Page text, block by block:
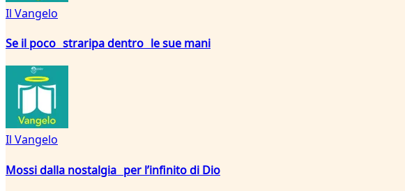
Il Vangelo
Se il poco straripa dentro le sue mani
Il Vangelo
Mossi dalla nostalgia per l’infinito di Dio